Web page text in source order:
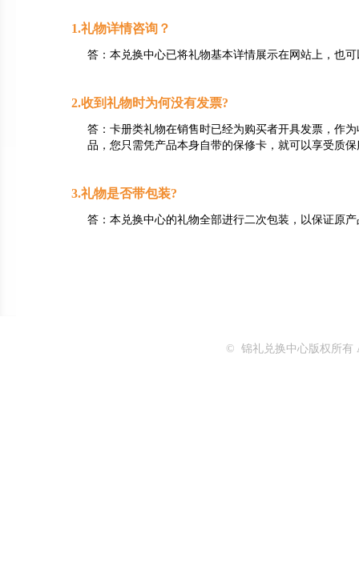
1.礼物详情咨询？
答：本兑换中心已将礼物基本详情展示在网站上，也
2.收到礼物时为何没有发票?
答：卡册类礼物在销售时已经为购买者开具发票，作
品，您只需凭产品本身自带的保修卡，就可以享受质
3.礼物是否带包装?
答：本兑换中心的礼物全部进行二次包装，以保证原
© 锦礼兑换中心版权所有